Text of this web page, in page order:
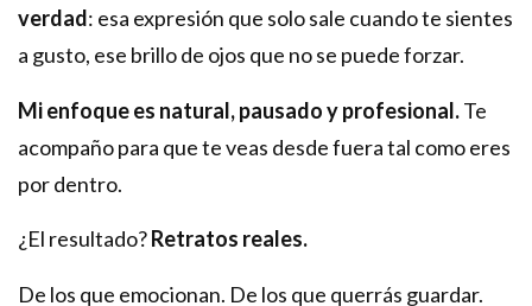
verdad: esa expresión que solo sale cuando te sientes
a gusto, ese brillo de ojos que no se puede forzar.
Mi enfoque es natural, pausado y profesional.Te
acompaño para que te veas desde fuera tal como eres
por dentro.
¿El resultado?Retratos reales.
De los que emocionan. De los que querrás guardar.